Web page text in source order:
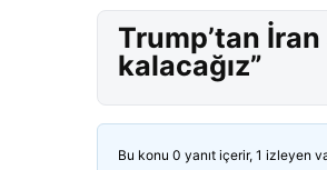
Trump’tan
kalacağız”
Bu konu 0 yanıt içerir, 1 izleyen